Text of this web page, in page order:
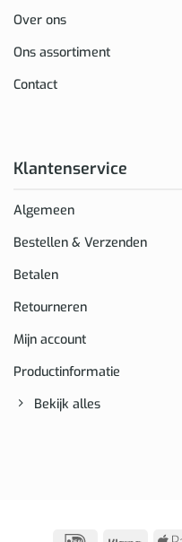
Over ons
Ons assortiment
Contact
Klantenservice
Algemeen
Bestellen & Verzenden
Betalen
Retourneren
Mijn account
Productinformatie
Bekijk alles